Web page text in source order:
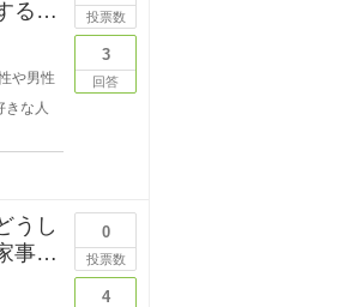
る段
や男性
きな人
投票数
3
回答
うし
事を
0
投票数
4